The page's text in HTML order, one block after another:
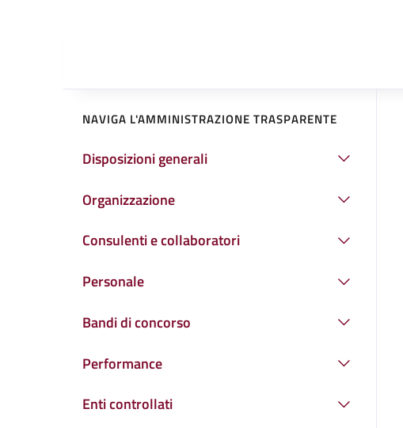
NAVIGA L'AMMINISTRAZIONE TRASPARENTE
Disposizioni generali
Organizzazione
Consulenti e collaboratori
Personale
Bandi di concorso
Performance
Enti controllati